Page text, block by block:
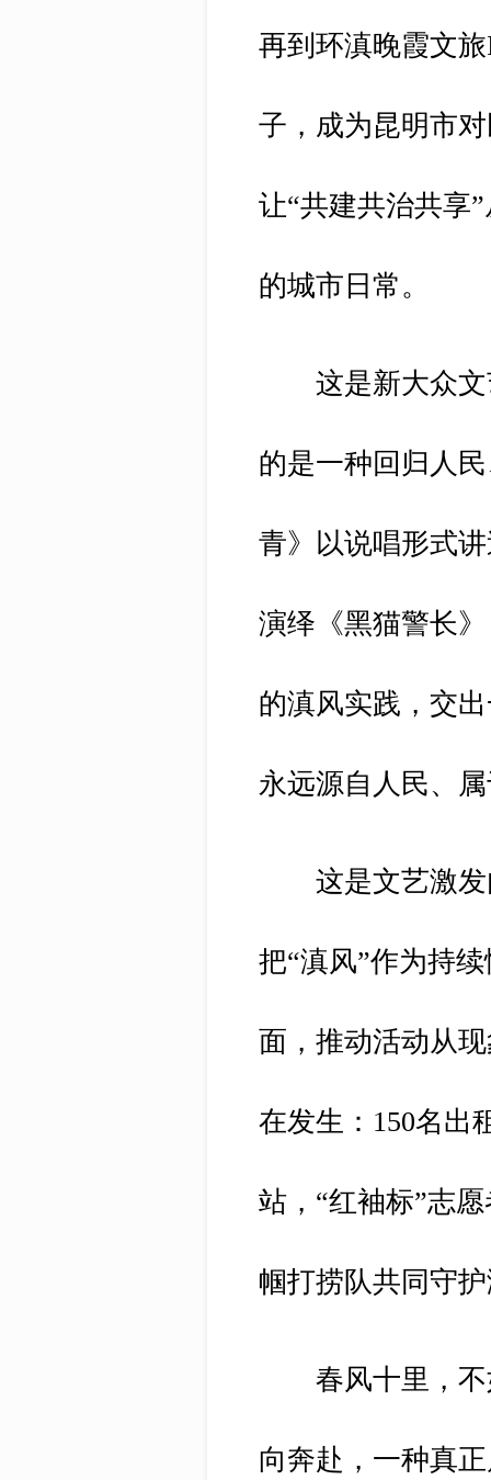
再到环滇晚霞文
子，成为昆明市
让“共建共治共享
的城市日常。
这是新大众文
的是一种回归人
青》以说唱形式
演绎《黑猫警长
的滇风实践，交
永远源自人民、
这是文艺激发
把“滇风”作为持
面，推动活动从
在发生：150名出
站，“红袖标”志
帼打捞队共同守
春风十里，不
向奔赴，一种真